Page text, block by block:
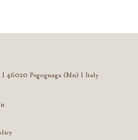
46020 Pegognaga (Mn) | Italy